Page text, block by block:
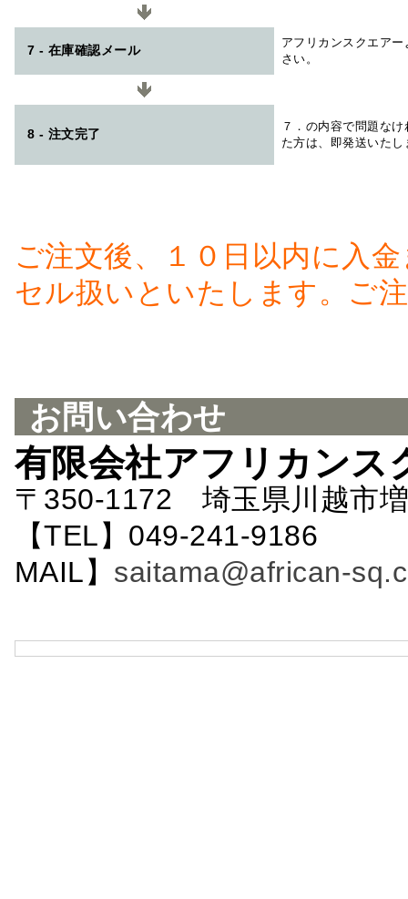
7 - 在庫確認メール
アフリカンスクエアー
さい。
8 - 注文完了
７．の内容で問題な
た方は、即発送いたし
ご注文後、１０日以内に入
セル扱いといたします。ご
お問い合わせ
有限会社アフリカンス
〒350-1172 埼玉県川越市
【TEL】049-241-
MAIL】 saitama@african-